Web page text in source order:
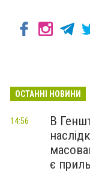
ОСТАННІ НОВИНИ
В
є
14:56